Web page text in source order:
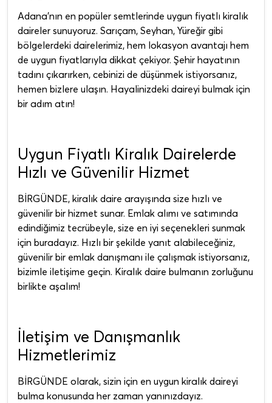
Adana'nın en popüler semtlerinde uygun fiyatlı kiralık
daireler sunuyoruz. Sarıçam, Seyhan, Yüreğir gibi
bölgelerdeki dairelerimiz, hem lokasyon avantajı hem
de uygun fiyatlarıyla dikkat çekiyor. Şehir hayatının
tadını çıkarırken, cebinizi de düşünmek istiyorsanız,
hemen bizlere ulaşın. Hayalinizdeki daireyi bulmak için
bir adım atın!
Uygun Fiyatlı Kiralık Dairelerde
Hızlı ve Güvenilir Hizmet
BİRGÜNDE, kiralık daire arayışında size hızlı ve
güvenilir bir hizmet sunar. Emlak alımı ve satımında
edindiğimiz tecrübeyle, size en iyi seçenekleri sunmak
için buradayız. Hızlı bir şekilde yanıt alabileceğiniz,
güvenilir bir emlak danışmanı ile çalışmak istiyorsanız,
bizimle iletişime geçin. Kiralık daire bulmanın zorluğunu
birlikte aşalım!
İletişim ve Danışmanlık
Hizmetlerimiz
BİRGÜNDE olarak, sizin için en uygun kiralık daireyi
bulma konusunda her zaman yanınızdayız.